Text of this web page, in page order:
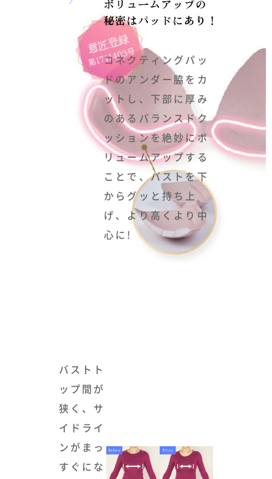
コネクティングパッ
ドのアンダー脇をカ
ットし、下部に厚み
のあるバランスドク
ッションを絶妙にボ
リュームアップする
ことで、バストを下
からグッと持ち上
げ、より高くより中
心に!
バストト
ップ間が
狭く、サ
イドライ
ンがまっ
すぐにな